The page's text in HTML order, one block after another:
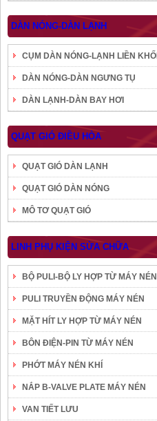
DÀN NÓNG-DÀN LẠNH
CỤM DÀN NÓNG-LẠNH LIỀN KHỐI
DÀN NÓNG-DÀN NGƯNG TỤ
DÀN LẠNH-DÀN BAY HƠI
QUẠT GIÓ ĐIỀU HÒA
QUẠT GIÓ DÀN LẠNH
QUẠT GIÓ DÀN NÓNG
MÔ TƠ QUẠT GIÓ
LINH PHỤ KIỆN SỬA CHỮA
BỘ PULI-BỘ LY HỢP TỪ MÁY NÉN
PULI TRUYỀN ĐỘNG MÁY NÉN
MẶT HÍT LY HỢP TỪ MÁY NÉN
BÔN ĐIỆN-PIN TỪ MÁY NÉN
PHỚT MÁY NÉN KHÍ
NẮP B-VALVE PLATE MÁY NÉN
VAN TIẾT LƯU